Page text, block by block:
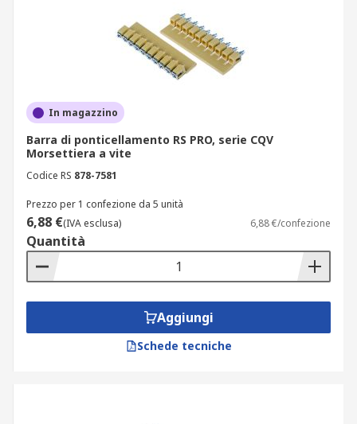
In magazzino
Barra di ponticellamento RS PRO, serie CQV
Morsettiera a vite
Codice RS 878-7581
Prezzo per 1 confezione da 5 unità
6,88 €(IVA esclusa) 6,88 €/confezione
Quantità
Aggiungi
Schede tecniche